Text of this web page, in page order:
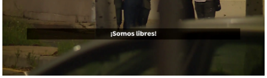
Antena 3 Noticias
Publicado: 20 de mayo de 2022, 08:43